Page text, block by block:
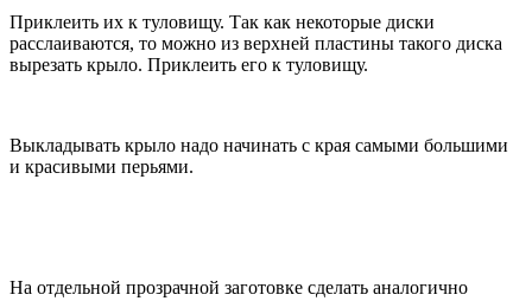
Приклеить их к туловищу. Так как некоторые диски
расслаиваются, то можно из верхней пластины такого диска
вырезать крыло. Приклеить его к туловищу.
Выкладывать крыло надо начинать с края самыми большими
и красивыми перьями.
На отдельной прозрачной заготовке сделать аналогично